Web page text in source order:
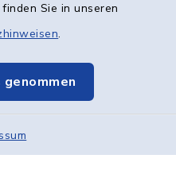
Sie in unseren
.